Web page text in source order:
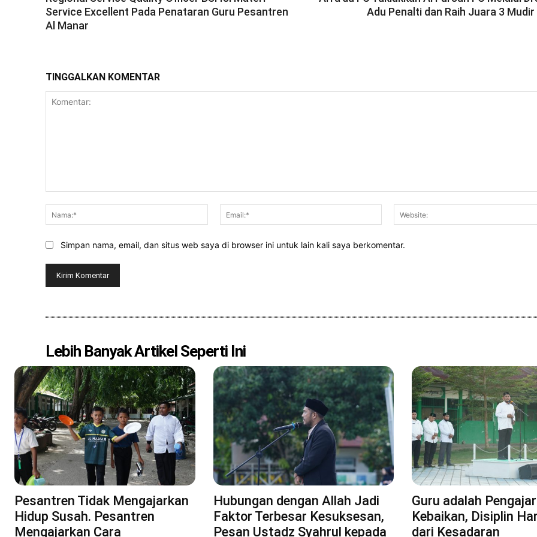
Service Excellent Pada Penataran Guru Pesantren
Al Manar
Adu Penalti dan Raih Juara 3 Mudir
TINGGALKAN KOMENTAR
Nama:*
Email:*
Simpan nama, email, dan situs web saya di browser ini untuk lain kali saya berkomentar.
Lebih Banyak Artikel Seperti Ini
Pesantren Tidak Mengajarkan
Hidup Susah. Pesantren
Mengajarkan Cara
Hubungan dengan Allah Jadi
Faktor Terbesar Kesuksesan,
Pesan Ustadz Syahrul kepada
Guru adalah Pengajar
Kebaikan, Disiplin
dari Kesadaran